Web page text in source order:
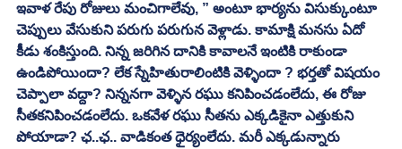
ఇవాళ రేపు రోజులు మంచిగాలేవు, ” అంటూ భార్యను విసుక్కుంటూ
చెప్పులు వేసుకుని పరుగు పరుగున వెళ్లాడు. కామాక్షి మనసు ఏదో
కీడు శంకిస్తుంది. నిన్న జరిగిన దానికి కావాలనే ఇంటికి రాకుండా
ఉండిపోయిందా? లేక స్నేహితురాలింటికి వెళ్ళిందా ? భర్తతో విషయం
చెప్పాలా వద్దా? నిన్ననగా వెళ్ళిన రఘు కనిపించడంలేదు, ఈ రోజు
సీతకనిపించడంలేదు. ఒకవేళ రఘు సీతను ఎక్కడికైనా ఎత్తుకుని
పోయాడా? ఛ..ఛ.. వాడికంత ధైర్యంలేదు. మరీ ఎక్కడున్నారు